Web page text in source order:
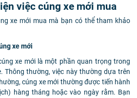
việc cúng xe mới mua
xe mới mua mà bạn có thể tham khảo
xe mới
xe mới là một phần quan trọng trong
Thông thường, việc này thường dựa trên
cúng xe mới thường được tiến hành
hàng tháng hoặc vào ngày rằm. Bạn